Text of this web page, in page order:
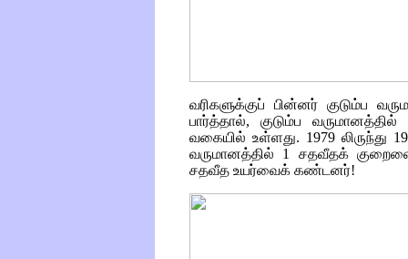
வரிகளுக்குப் பின்னர் குடும்ப
பார்த்தால், குடும்ப
வகையில் உள்ளது. 1979 லிருந்து
வருமானத்தில் 1 சதவீதக்
சதவீத உயர்வைக் கண்டனர்!